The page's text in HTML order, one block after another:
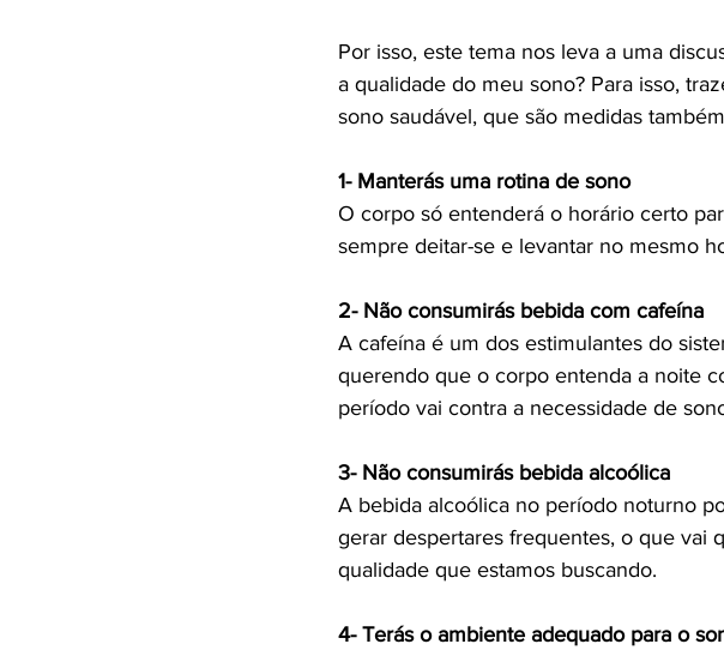
Por isso, este tema nos leva a uma
a qualidade do meu sono? Para isso,
sono saudável, que são medidas
1- Manterás uma rotina de sono
O corpo só entenderá o horário certo
sempre deitar-se e levantar no mesmo
2- Não consumirás bebida com cafeína
A cafeína é um dos estimulantes do
querendo que o corpo entenda a noite
período vai contra a necessidade de
3- Não consumirás bebida alcoólica
A bebida alcoólica no período noturno
gerar despertares frequentes, o que vai
qualidade que estamos buscando.
4- Terás o ambiente adequado para o